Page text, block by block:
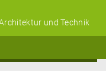
und Technik